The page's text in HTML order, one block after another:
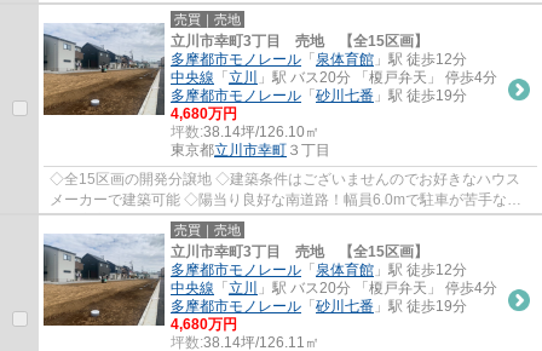
でも安心♪ ◇「スーパーダイレックス」まで徒歩...
売買｜売地
立川市幸町3丁目 売地 【全15区画】
多摩都市モノレール 「 泉体育館 」駅 徒歩12分
中央線 「 立川
」駅 バス20分 「榎戸弁天」 停歩4分
多摩都市モノレール 「 砂川七番 」駅 徒歩19分
4,680万円
坪数:38.14坪/126.10㎡
東京都立川市幸町 ３丁目
◇全15区画の開発分譲地 ◇建築条件はございませんのでお好きなハウス
メーカーで建築可能 ◇陽当り良好な南道路！幅員6.0mで駐車が苦手な方
でも安心♪ ◇「スーパーダイレックス」まで徒歩...
売買｜売地
立川市幸町3丁目 売地 【全15区画】
多摩都市モノレール 「 泉体育館 」駅 徒歩12分
中央線 「 立川
」駅 バス20分 「榎戸弁天」 停歩4分
多摩都市モノレール 「 砂川七番 」駅 徒歩19分
4,680万円
坪数:38.14坪/126.11㎡